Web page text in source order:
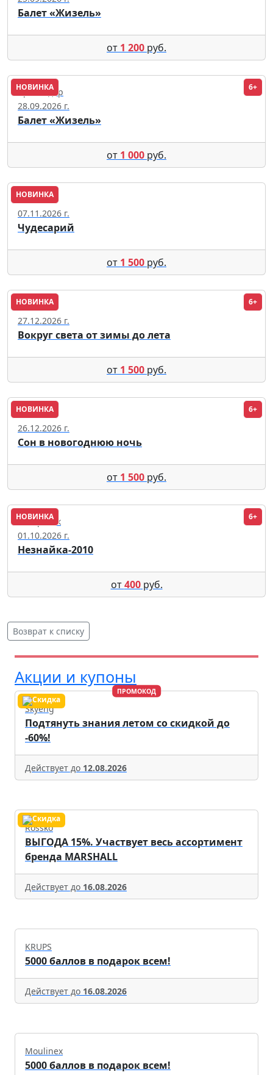
Балет «Жизель»
от 1 200 руб.
НОВИНКА 6+
Краснодар
28.09.2026 г.
Балет «Жизель»
от 1 000 руб.
НОВИНКА
Москва
07.11.2026 г.
Чудесарий
от 1 500 руб.
НОВИНКА 6+
Москва
27.12.2026 г.
Вокруг света от зимы до лета
от 1 500 руб.
НОВИНКА 6+
Москва
26.12.2026 г.
Сон в новогоднюю ночь
от 1 500 руб.
НОВИНКА 6+
Хабаровск
01.10.2026 г.
Незнайка-2010
от400руб.
Возврат к списку
Акции и купоны
ПРОМОКОД
Skyeng
Подтянуть знания летом со скидкой до
-60%!
Действует до 12.08.2026
Rossko
ВЫГОДА 15%. Участвует весь ассортимент
бренда MARSHALL
Действует до 16.08.2026
KRUPS
5000 баллов в подарок всем!
Действует до 16.08.2026
Moulinex
5000 баллов в подарок всем!